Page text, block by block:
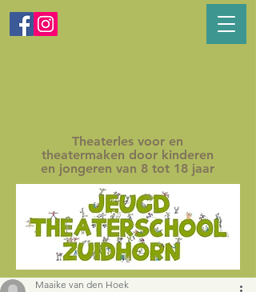
Theaterles voor en
theatermaken door kinderen
en jongeren van 8 tot 18 jaar
Maaike van den Hoek